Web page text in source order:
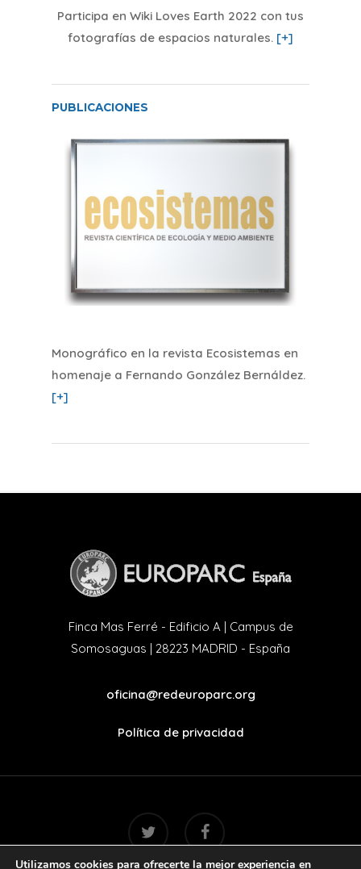
Participa en Wiki Loves Earth 2022 con tus
fotografías de espacios naturales. [+]
PUBLICACIONES
Monográfico en la revista Ecosistemas en
homenaje a Fernando González Bernáldez.
[+]
Finca Mas Ferré - Edificio A | Campus de
Somosaguas | 28223 MADRID - España
oficina@redeuroparc.org
Política de privacidad
twitter facebook
Utilizamos cookies para ofrecerte la mejor experiencia en